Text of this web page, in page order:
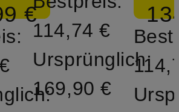
€
114,74 €
Ursprünglich:
169,90 €